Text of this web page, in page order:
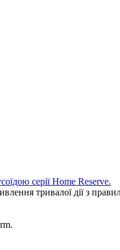
серії Home Reserve.
тривалої дії з